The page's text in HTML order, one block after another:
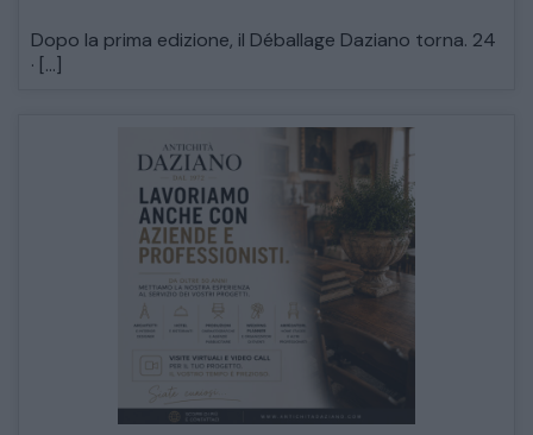
CATALOGO COMPLETO
MOBILI
CAMERE
Dopo la prima edizione, il Déballage Daziano torna. 24
· […]